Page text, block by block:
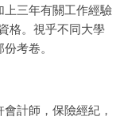
三年有關工作經驗
格。視乎不同大學
考卷。
計師，保險經紀，